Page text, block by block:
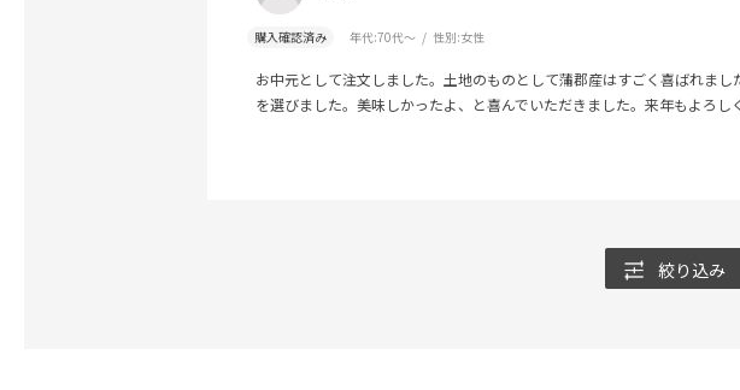
購入確認済み 年代:70代～ 性別:女性
お中元として注文しました。土地のものとして蒲郡産はすごく喜ばれま
を選びました。美味しかったよ、と喜んでいただきました。来年もよろし
絞り込み